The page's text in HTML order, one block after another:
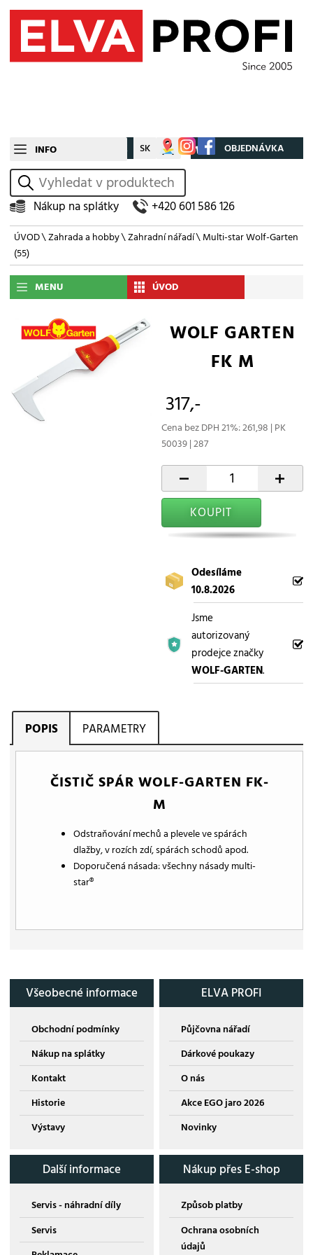
INFO CZ SK Můj účet OBJEDNÁVKA
vyhledat
Nákup na splátky +420 601 586 126
ÚVOD\Zahrada a hobby\Zahradní nářadí\Multi-star Wolf-Garten
(55)
MENU ÚVOD
WOLF GARTEN
FK M
317,-
Cena bez DPH 21%: 261,98 | PK
50039 | 287
- +
KOUPIT
Odesíláme
10.8.2026
Jsme
autorizovaný
prodejce značky
WOLF-GARTEN.
POPIS PARAMETRY
ČISTIČ SPÁR WOLF-GARTEN FK-
M
Odstraňování mechů a plevele ve spárách
dlažby, v rozích zdí, spárách schodů apod.
Doporučená násada: všechny násady multi-
star®
Všeobecné informace
Obchodní podmínky
Nákup na splátky
Kontakt
Historie
Výstavy
ELVA PROFI
Půjčovna nářadí
Dárkové poukazy
O nás
Akce EGO jaro 2026
Novinky
Další informace
Servis - náhradní díly
Servis
Nákup přes E-shop
Způsob platby
Ochrana osobních
údajů